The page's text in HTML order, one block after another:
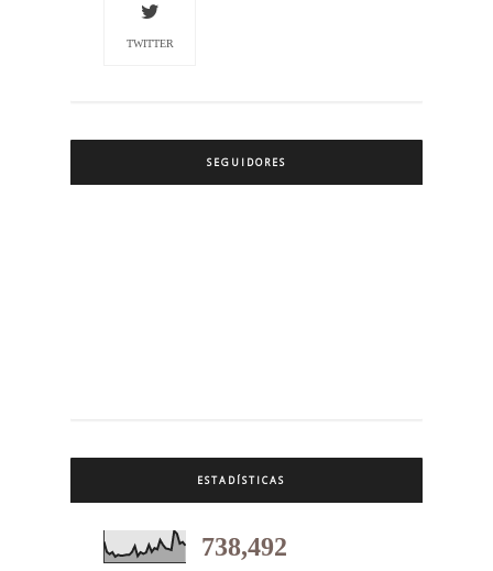
TWITTER
SEGUIDORES
ESTADÍSTICAS
738,492